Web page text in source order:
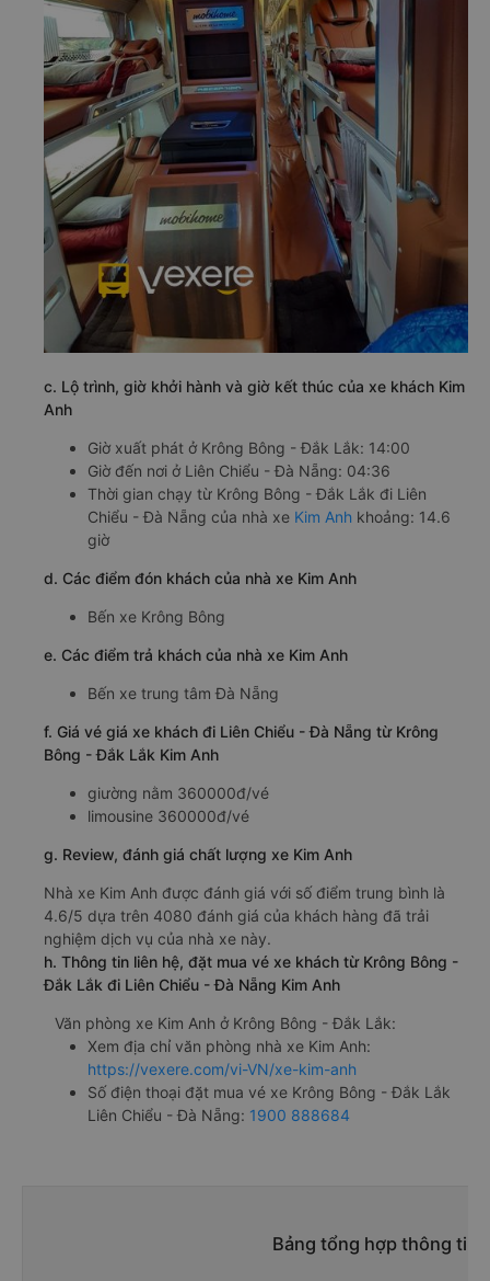
c. Lộ trình, giờ khởi hành và giờ kết thúc của xe khách Kim
Anh
Giờ xuất phát ở Krông Bông - Đắk Lắk: 14:00
Giờ đến nơi ở Liên Chiểu - Đà Nẵng: 04:36
Thời gian chạy từ Krông Bông - Đắk Lắk đi Liên
Chiểu - Đà Nẵng của nhà xe Kim Anh khoảng: 14.6
giờ
d. Các điểm đón khách của nhà xe Kim Anh
Bến xe Krông Bông
e. Các điểm trả khách của nhà xe Kim Anh
Bến xe trung tâm Đà Nẵng
f. Giá vé giá xe khách đi Liên Chiểu - Đà Nẵng từ Krông
Bông - Đắk Lắk Kim Anh
giường nằm 360000đ/vé
limousine 360000đ/vé
g. Review, đánh giá chất lượng xe Kim Anh
Nhà xe Kim Anh được đánh giá với số điểm trung bình là
4.6/5 dựa trên 4080 đánh giá của khách hàng đã trải
nghiệm dịch vụ của nhà xe này.
h. Thông tin liên hệ, đặt mua vé xe khách từ Krông Bông -
Đắk Lắk đi Liên Chiểu - Đà Nẵng Kim Anh
Văn phòng xe Kim Anh ở Krông Bông - Đắk Lắk:
Xem địa chỉ văn phòng nhà xe Kim Anh:
https://vexere.com/vi-VN/xe-kim-anh
Số điện thoại đặt mua vé xe Krông Bông - Đắk Lắk
Liên Chiểu - Đà Nẵng: 1900 888684
Bảng tổng hợp thông tin